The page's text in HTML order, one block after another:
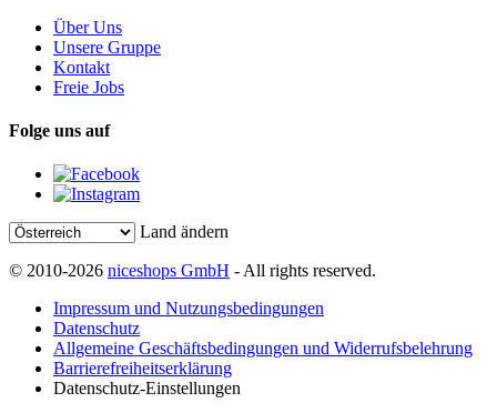
Über Uns
Unsere Gruppe
Kontakt
Freie Jobs
Folge uns auf
Land ändern
© 2010-2026 niceshops GmbH - All rights reserved.
Impressum und Nutzungsbedingungen
Datenschutz
Allgemeine Geschäftsbedingungen und Widerrufsbelehrung
Barrierefreiheitserklärung
Datenschutz-Einstellungen